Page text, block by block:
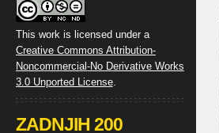
This work is licensed under a
Creative Commons Attribution-
Noncommercial-No Derivative Works
3.0 Unported License.
ZADNJIH 200